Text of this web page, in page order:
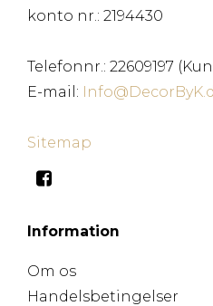
konto nr.: 2194430
Telefonnr. : 22609197
E-mail :
Sitemap
Information
Om os
Handelsbetingelser